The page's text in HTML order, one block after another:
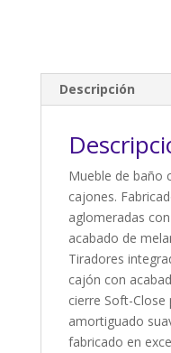
Descripción
Mueble de baño
cajones.
aglomeradas
acabado de
Tiradores
cajón con
cierre Soft-Close
amortiguado
fabricado en